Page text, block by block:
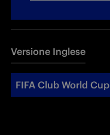
Versione Inglese
FIFA Club World Cup